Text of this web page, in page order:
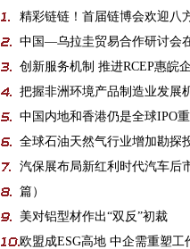
精彩链链！首届链博会欢迎八
中国—乌拉圭贸易合作研讨会
创新服务机制 推进RCEP惠皖
把握非洲环境产品制造业发展
中国内地和香港仍是全球IPO
全球石油天然气行业增加勘探
汽保展布局新红利时代汽车后
篇）
美对铝型材作出“双反”初裁
欧盟成ESG高地 中企需重塑工